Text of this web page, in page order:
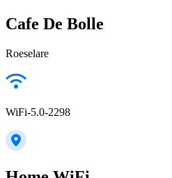
Cafe De Bolle
Roeselare
WiFi-5.0-2298